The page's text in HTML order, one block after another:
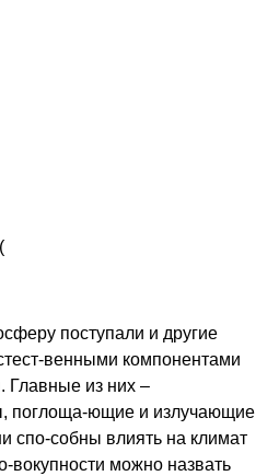
поступали и другие
венными компонентами
Главные из них –
поглоща-ющие и излучающие
спо-собны влиять на климат
вокупности можно назвать